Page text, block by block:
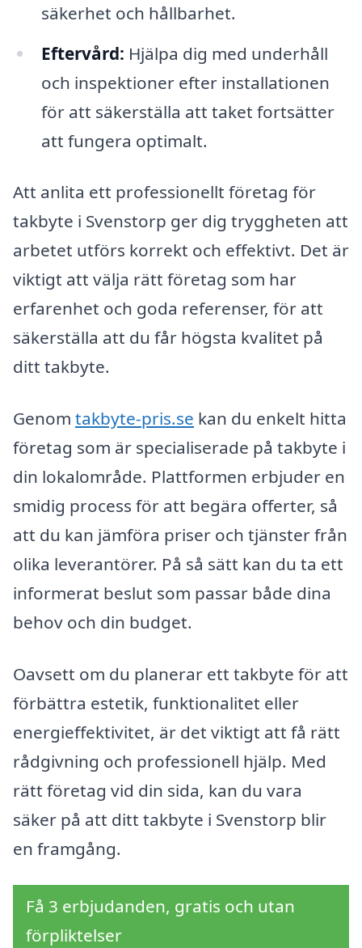
säkerhet och hållbarhet.
Eftervård: Hjälpa dig med underhåll
och inspektioner efter installationen
för att säkerställa att taket fortsätter
att fungera optimalt.
Att anlita ett professionellt företag för
takbyte i Svenstorp ger dig tryggheten att
arbetet utförs korrekt och effektivt. Det är
viktigt att välja rätt företag som har
erfarenhet och goda referenser, för att
säkerställa att du får högsta kvalitet på
ditt takbyte.
Genom takbyte-pris.se kan du enkelt hitta
företag som är specialiserade på takbyte i
din lokalområde. Plattformen erbjuder en
smidig process för att begära offerter, så
att du kan jämföra priser och tjänster från
olika leverantörer. På så sätt kan du ta ett
informerat beslut som passar både dina
behov och din budget.
Oavsett om du planerar ett takbyte för att
förbättra estetik, funktionalitet eller
energieffektivitet, är det viktigt att få rätt
rådgivning och professionell hjälp. Med
rätt företag vid din sida, kan du vara
säker på att ditt takbyte i Svenstorp blir
en framgång.
Få 3 erbjudanden, gratis och utan
förpliktelser